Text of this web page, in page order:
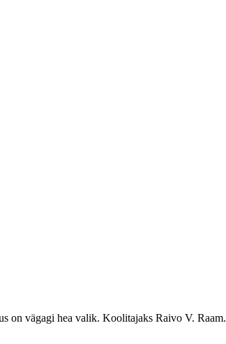
on vägagi hea valik. Koolitajaks Raivo V. Raam.